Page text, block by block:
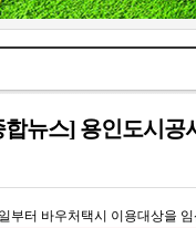
뉴스] 용인도시공
부터 바우처택시 이용대상을